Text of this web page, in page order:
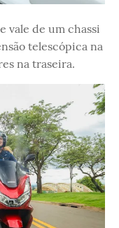
vale de um chassi
telescópica na
na traseira.